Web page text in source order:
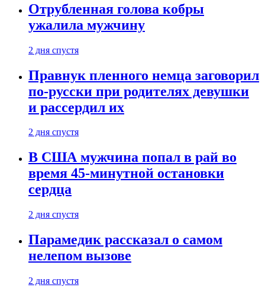
Отрубленная голова кобры
ужалила мужчину
2 дня спустя
Правнук пленного немца заговорил
по-русски при родителях девушки
и рассердил их
2 дня спустя
В США мужчина попал в рай во
время 45-минутной остановки
сердца
2 дня спустя
Парамедик рассказал о самом
нелепом вызове
2 дня спустя